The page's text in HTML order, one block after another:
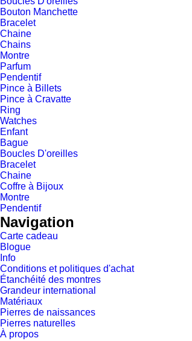
Bouton Manchette
Bracelet
Chaine
Chains
Montre
Parfum
Pendentif
Pince à Billets
Pince à Cravatte
Ring
Watches
Enfant
Bague
Boucles D'oreilles
Bracelet
Chaine
Coffre à Bijoux
Montre
Pendentif
Navigation
Carte cadeau
Blogue
Info
Conditions et politiques d'achat
Étanchéité des montres
Grandeur international
Matériaux
Pierres de naissances
Pierres naturelles
À propos